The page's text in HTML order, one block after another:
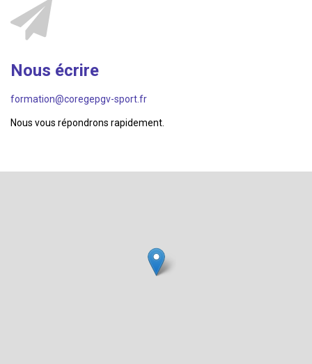
Nous écrire
formation@coregepgv-sport.fr
Nous vous répondrons rapidement.